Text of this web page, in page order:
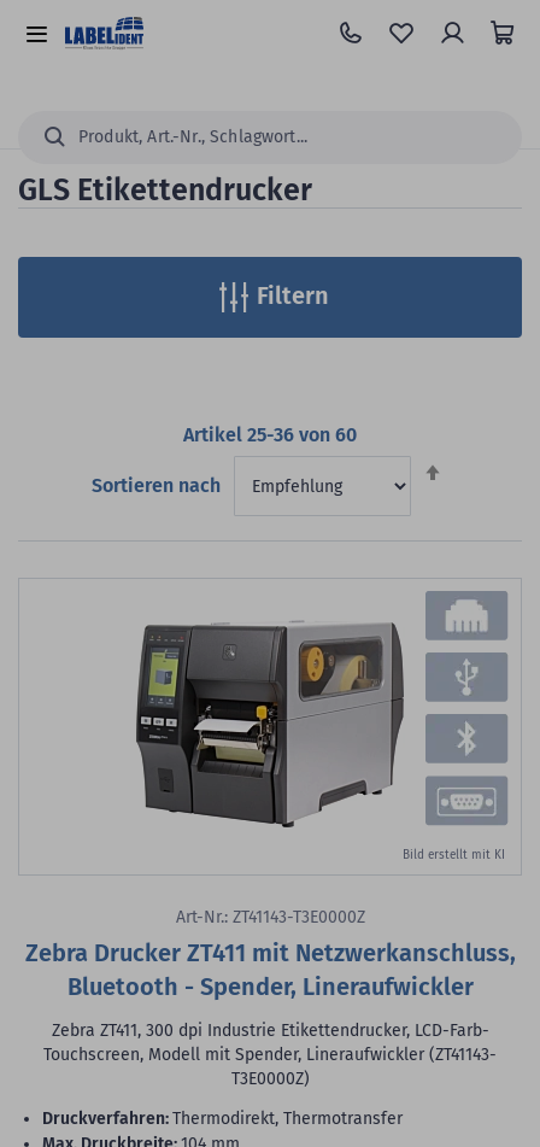
Hauptinhalt
springen
Alle
Suchen...
GLS Etikettendrucker
Artikel 25-36 von 60
Sortieren nach
Bild erstellt mit KI
Art-Nr.: ZT41143-T3E0000Z
Zebra Drucker ZT411 mit Netzwerkanschluss,
Bluetooth - Spender, Lineraufwickler
Zebra ZT411, 300 dpi Industrie Etikettendrucker, LCD-Farb-
Touchscreen, Modell mit Spender, Lineraufwickler (ZT41143-
T3E0000Z)
Druckverfahren:Thermodirekt, Thermotransfer
Filtern